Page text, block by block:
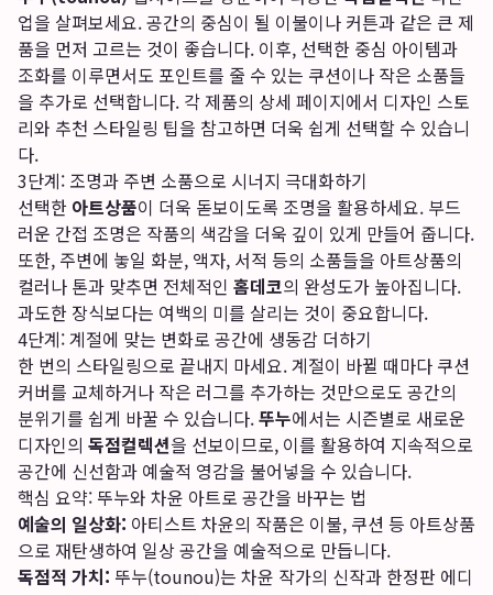
업을 살펴보세요. 공간의 중심이 될 이불이나 커튼과 같은 큰 제
품을 먼저 고르는 것이 좋습니다. 이후, 선택한 중심 아이템과
조화를 이루면서도 포인트를 줄 수 있는 쿠션이나 작은 소품들
을 추가로 선택합니다. 각 제품의 상세 페이지에서 디자인 스토
리와 추천 스타일링 팁을 참고하면 더욱 쉽게 선택할 수 있습니
다.
3단계: 조명과 주변 소품으로 시너지 극대화하기
선택한 아트상품이 더욱 돋보이도록 조명을 활용하세요. 부드
러운 간접 조명은 작품의 색감을 더욱 깊이 있게 만들어 줍니다.
또한, 주변에 놓일 화분, 액자, 서적 등의 소품들을 아트상품의
컬러나 톤과 맞추면 전체적인 홈데코의 완성도가 높아집니다.
과도한 장식보다는 여백의 미를 살리는 것이 중요합니다.
4단계: 계절에 맞는 변화로 공간에 생동감 더하기
한 번의 스타일링으로 끝내지 마세요. 계절이 바뀔 때마다 쿠션
커버를 교체하거나 작은 러그를 추가하는 것만으로도 공간의
분위기를 쉽게 바꿀 수 있습니다.뚜누에서는 시즌별로 새로운
디자인의 독점컬렉션을 선보이므로, 이를 활용하여 지속적으로
공간에 신선함과 예술적 영감을 불어넣을 수 있습니다.
핵심 요약: 뚜누와 차윤 아트로 공간을 바꾸는 법
예술의 일상화: 아티스트 차윤의 작품은 이불, 쿠션 등 아트상품
으로 재탄생하여 일상 공간을 예술적으로 만듭니다.
독점적 가치: 뚜누(tounou)는 차윤 작가의 신작과 한정판 에디